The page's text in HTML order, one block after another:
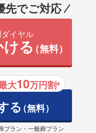
先でご対応
イヤル
る（無料）
大10万円割※
る（無料）
プラン・一般葬プラン